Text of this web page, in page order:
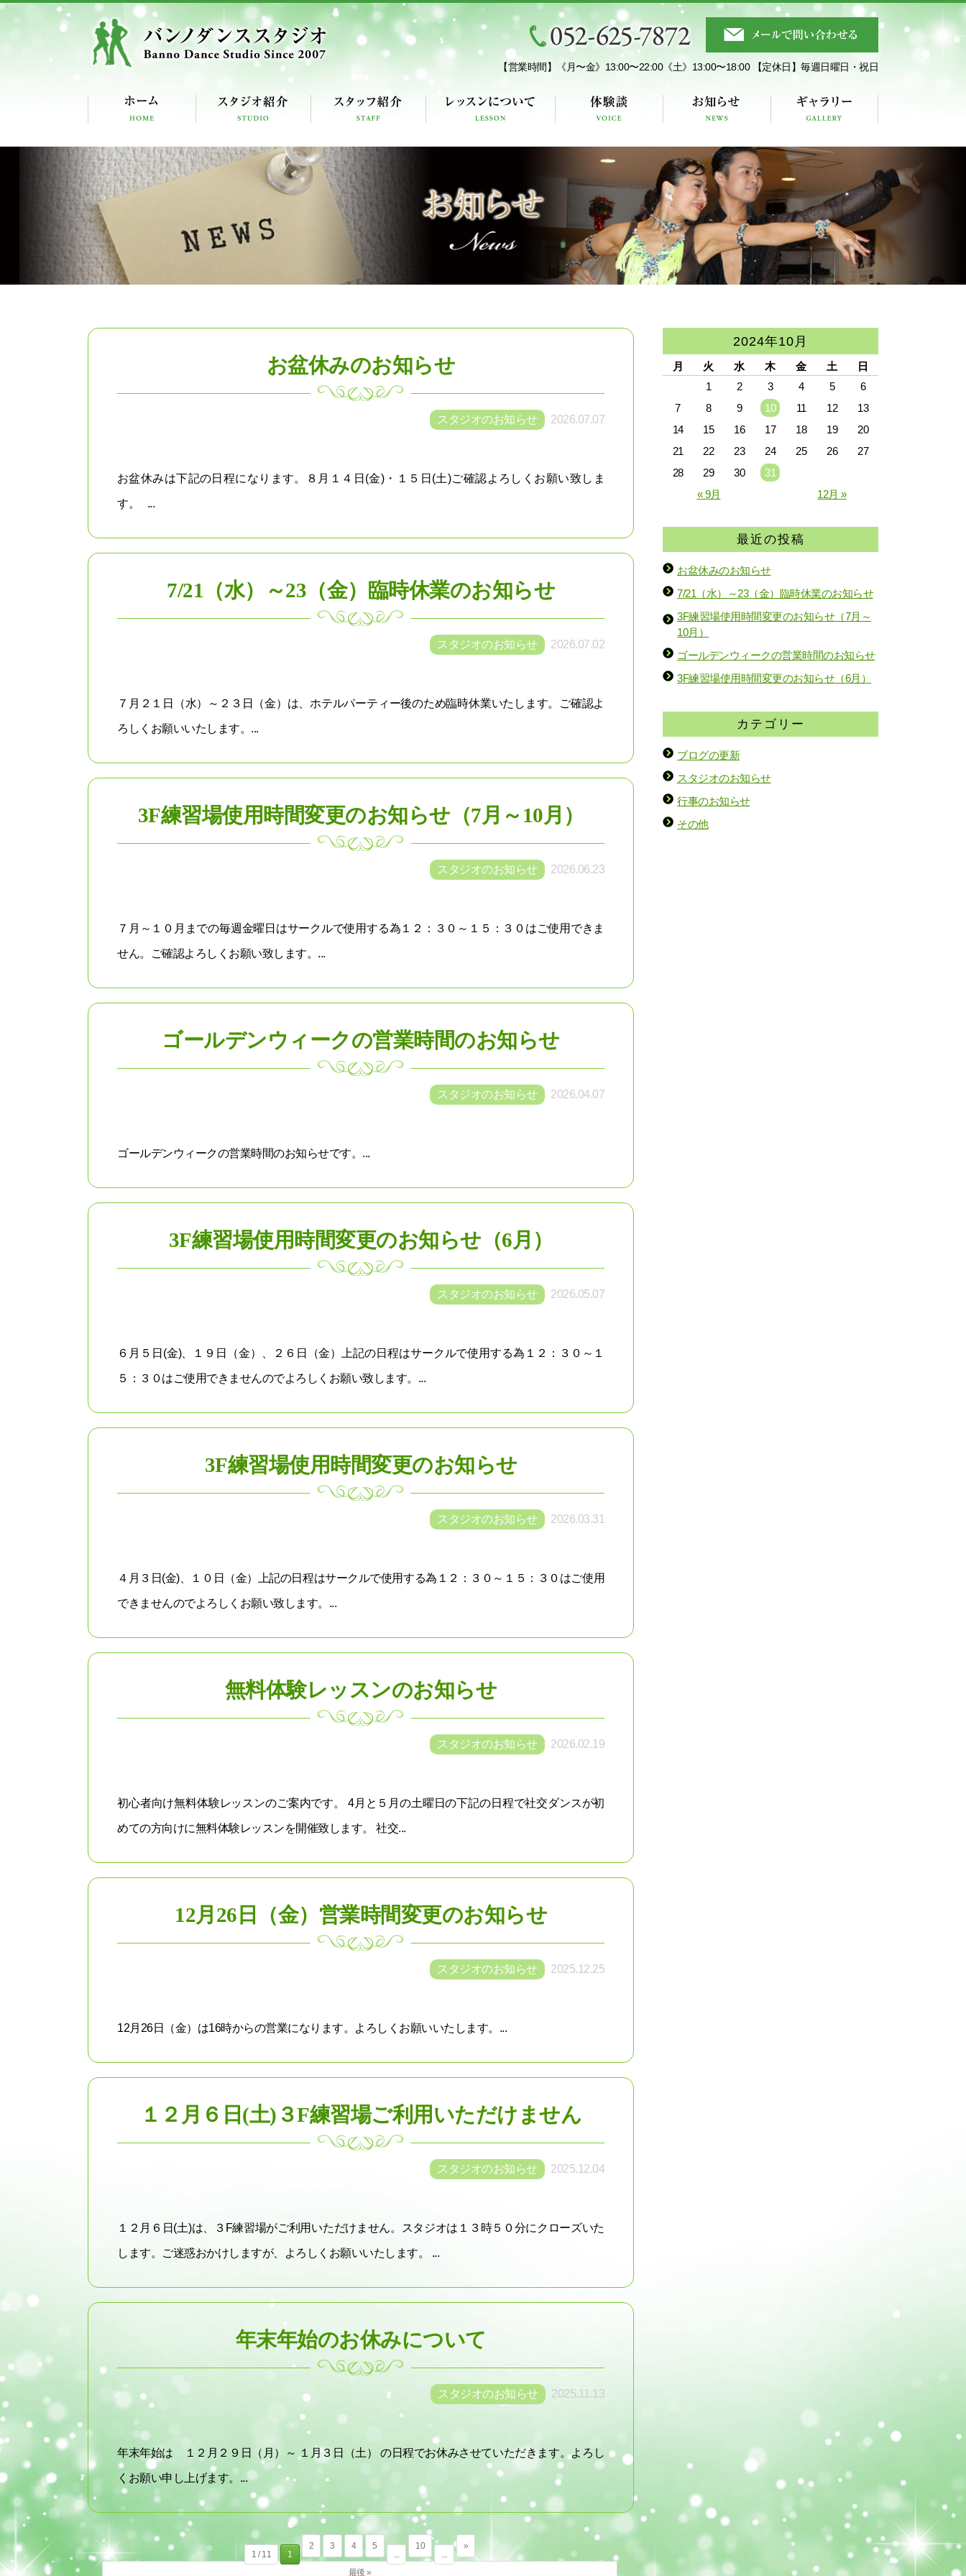
【営業時間】 《月〜金》13:00〜22:00《土》13:00〜18:00 【定休日】 毎週日曜日・祝日
お盆休みのお知らせ
スタジオのお知らせ 2026.07.07
お盆休みは下記の日程になります。８月１４日(金)・１５日(土)ご確認よろしくお願い致しま
す。 ...
7/21（水）～23（金）臨時休業のお知らせ
スタジオのお知らせ 2026.07.02
７月２１日（水）～２３日（金）は、ホテルパーティー後のため臨時休業いたします。ご確認よ
ろしくお願いいたします。...
3F練習場使用時間変更のお知らせ（7月～10月）
スタジオのお知らせ 2026.06.23
７月～１０月までの毎週金曜日はサークルで使用する為１２：３０～１５：３０はご使用できま
せん。ご確認よろしくお願い致します。...
ゴールデンウィークの営業時間のお知らせ
スタジオのお知らせ 2026.04.07
ゴールデンウィークの営業時間のお知らせです。...
3F練習場使用時間変更のお知らせ（6月）
スタジオのお知らせ 2026.05.07
６月５日(金)、１９日（金）、２６日（金）上記の日程はサークルで使用する為１２：３０～１
５：３０はご使用できませんのでよろしくお願い致します。...
3F練習場使用時間変更のお知らせ
スタジオのお知らせ 2026.03.31
４月３日(金)、１０日（金）上記の日程はサークルで使用する為１２：３０～１５：３０はご使用
できませんのでよろしくお願い致します。...
無料体験レッスンのお知らせ
スタジオのお知らせ 2026.02.19
初心者向け無料体験レッスンのご案内です。 4月と５月の土曜日の下記の日程で社交ダンスが初
めての方向けに無料体験レッスンを開催致します。 社交...
12月26日（金）営業時間変更のお知らせ
スタジオのお知らせ 2025.12.25
12月26日（金）は16時からの営業になります。よろしくお願いいたします。...
１２月６日(土)３F練習場ご利用いただけません
スタジオのお知らせ 2025.12.04
１２月６日(土)は、３F練習場がご利用いただけません。スタジオは１３時５０分にクローズいた
します。ご迷惑おかけしますが、よろしくお願いいたします。 ...
年末年始のお休みについて
スタジオのお知らせ 2025.11.13
年末年始は １２月２９日（月）～ １月３日（土） の日程でお休みさせていただきます。よろし
くお願い申し上げます。...
1 / 11 1
2 3 4
5
...
10
...
»
最後 »
2024年10月
月 火 水 木 金 土 日
« 9月 12月 »
1 2 3 4 5
6
7
8 9 10 11 12
13
14
15 16 17 18 19
20
21
22 23 24 25 26
27
28
29 30 31
最近の投稿
お盆休みのお知らせ
7/21（水）～23（金）臨時休業のお知らせ
3F練習場使用時間変更のお知らせ（7月～
10月）
ゴールデンウィークの営業時間のお知らせ
3F練習場使用時間変更のお知らせ（6月）
カテゴリー
ブログの更新
スタジオのお知らせ
行事のお知らせ
その他